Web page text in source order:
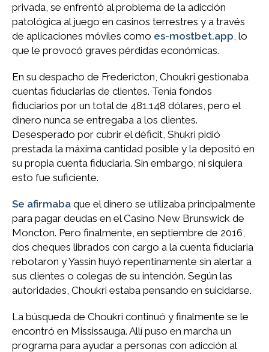
privada, se enfrentó al problema de la adicción
patológica al juego en casinos terrestres y a través
de aplicaciones móviles como es-mostbet.app , lo
que le provocó graves pérdidas económicas.
En su despacho de Fredericton, Choukri gestionaba
cuentas fiduciarias de clientes. Tenía fondos
fiduciarios por un total de 481.148 dólares, pero el
dinero nunca se entregaba a los clientes.
Desesperado por cubrir el déficit, Shukri pidió
prestada la máxima cantidad posible y la depositó en
su propia cuenta fiduciaria. Sin embargo, ni siquiera
esto fue suficiente.
Se afirmaba que el dinero se utilizaba principalmente
para pagar deudas en el Casino New Brunswick de
Moncton. Pero finalmente, en septiembre de 2016,
dos cheques librados con cargo a la cuenta fiduciaria
rebotaron y Yassin huyó repentinamente sin alertar a
sus clientes o colegas de su intención. Según las
autoridades, Choukri estaba pensando en suicidarse.
La búsqueda de Choukri continuó y finalmente se le
encontró en Mississauga. Allí puso en marcha un
programa para ayudar a personas con adicción al